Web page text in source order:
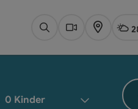
SuchenWebcams
Karte
0 Kinder